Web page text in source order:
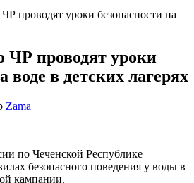
проводят уроки безопасности на
проводят уроки
воде в детских лагерях
Zama
по Чеченской Республике
безопасного поведения у воды в
кампании.